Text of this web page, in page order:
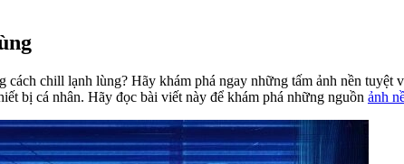
cách chill lạnh lùng? Hãy khám phá ngay những tấm ảnh nền
bị cá nhân. Hãy đọc bài viết này để khám phá những nguồn ảnh